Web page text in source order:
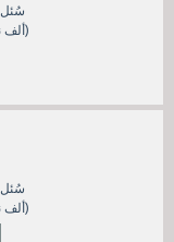
سُئل
202ألفنقاط)
سُئل
202ألفنقاط)